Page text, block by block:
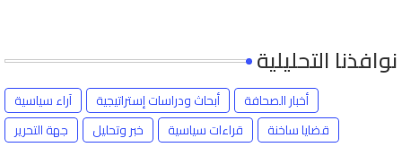
نوافذنا التحليلية
آراء سياسية أبحاث ودراسات إستراتيجية
أخبار الصحافة
جهة التحرير
خبر وتحليل قراءات سياسية
قضايا ساخنة